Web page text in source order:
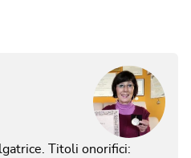
Titoli onorifici: